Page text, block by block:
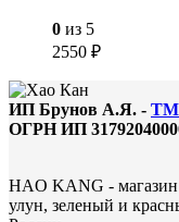
0 из 5
2550 ₽
ИП Брунов А.Я. - ТМ
ОГРН ИП
HAO KANG - магазин
улун, зеленый и